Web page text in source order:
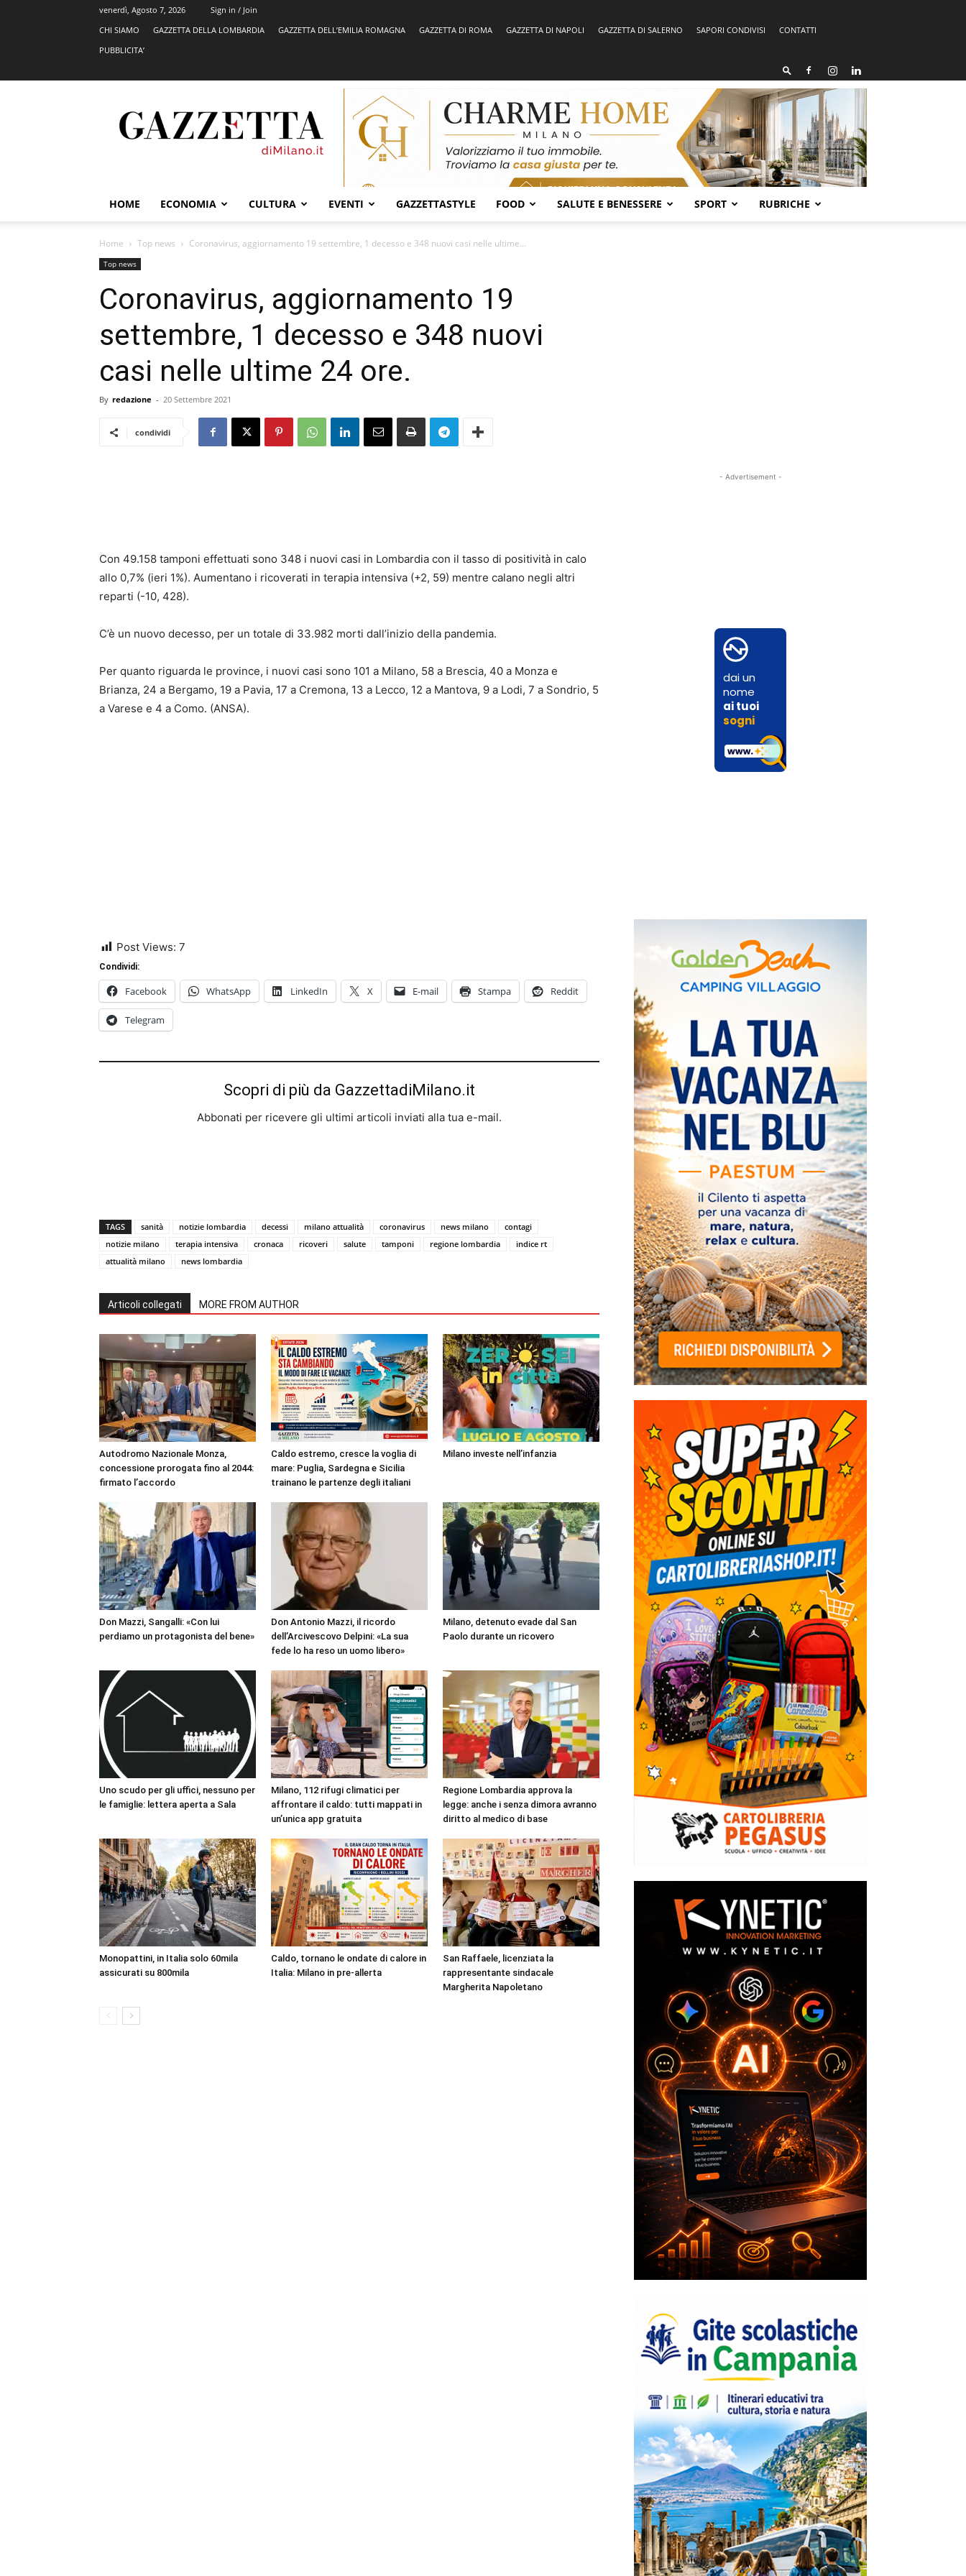
venerdì, Agosto 7, 2026
Sign in / Join
CHI SIAMO
GAZZETTA DELLA LOMBARDIA GAZZETTA DELL’EMILIA ROMAGNA GAZZETTA DI ROMA GAZZETTA DI NAPOLI GAZZETTA DI SALERNO SAPORI CONDIVISI
CONTATTI
PUBBLICITA’
HOME ECONOMIA CULTURA EVENTI GAZZETTASTYLE FOOD SALUTE E BENESSERE SPORT RUBRICHE
Home Top news Coronavirus, aggiornamento 19 settembre, 1 decesso e 348 nuovi casi nelle ultime...
Top news
Coronavirus, aggiornamento 19
settembre, 1 decesso e 348 nuovi
casi nelle ultime 24 ore.
By redazione - 20 Settembre 2021
condividi
Con 49.158 tamponi effettuati sono 348 i nuovi casi in Lombardia con il tasso di positività in calo
allo 0,7% (ieri 1%). Aumentano i ricoverati in terapia intensiva (+2, 59) mentre calano negli altri
reparti (-10, 428).
C’è un nuovo decesso, per un totale di 33.982 morti dall’inizio della pandemia.
Per quanto riguarda le province, i nuovi casi sono 101 a Milano, 58 a Brescia, 40 a Monza e
Brianza, 24 a Bergamo, 19 a Pavia, 17 a Cremona, 13 a Lecco, 12 a Mantova, 9 a Lodi, 7 a Sondrio, 5
a Varese e 4 a Como. (ANSA).
Post Views: 7
Condividi:
Facebook WhatsApp LinkedIn X E-mail Stampa Reddit
Telegram
Scopri di più da GazzettadiMilano.it
Abbonati per ricevere gli ultimi articoli inviati alla tua e-mail.
TAGS sanità notizie lombardia decessi milano attualità coronavirus news milano
contagi
notizie milano
terapia intensiva cronaca ricoveri salute tamponi regione lombardia
indice rt
attualità milano
news lombardia
Articoli collegati MORE FROM AUTHOR
Autodromo Nazionale Monza,
concessione prorogata fino al 2044:
firmato l’accordo
Caldo estremo, cresce la voglia di
mare: Puglia, Sardegna e Sicilia
trainano le partenze degli italiani
Milano investe nell’infanzia
Don Mazzi, Sangalli: «Con lui
perdiamo un protagonista del bene»
Don Antonio Mazzi, il ricordo
dell’Arcivescovo Delpini: «La sua
fede lo ha reso un uomo libero»
Milano, detenuto evade dal San
Paolo durante un ricovero
Uno scudo per gli uffici, nessuno per
le famiglie: lettera aperta a Sala
Milano, 112 rifugi climatici per
affrontare il caldo: tutti mappati in
un’unica app gratuita
Regione Lombardia approva la
legge: anche i senza dimora avranno
diritto al medico di base
Monopattini, in Italia solo 60mila
assicurati su 800mila
Caldo, tornano le ondate di calore in
Italia: Milano in pre-allerta
San Raffaele, licenziata la
rappresentante sindacale
Margherita Napoletano
- Advertisement -